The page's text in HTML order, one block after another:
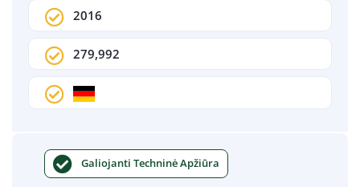
2016
279,992
Galiojanti Techninė Apžiūra